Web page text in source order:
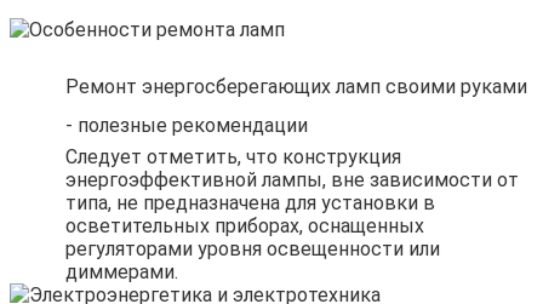
Ремонт энергосберегающих ламп своими руками
- полезные рекомендации
Следует отметить, что конструкция
энергоэффективной лампы, вне зависимости от
типа, не предназначена для установки в
осветительных приборах, оснащенных
регуляторами уровня освещенности или
диммерами.